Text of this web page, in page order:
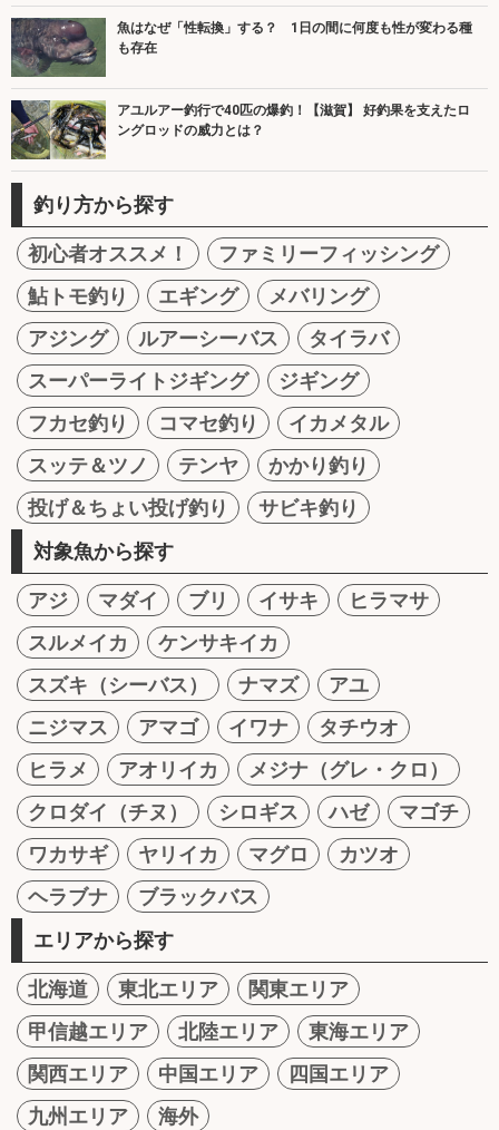
魚はなぜ「性転換」する？ 1日の間に何度も性が変わる種
も存在
アユルアー釣行で40匹の爆釣！【滋賀】 好釣果を支えたロ
ングロッドの威力とは？
釣り方から探す
初心者オススメ！
ファミリーフィッシング
鮎トモ釣り
エギング
メバリング
アジング
ルアーシーバス
タイラバ
スーパーライトジギング
ジギング
フカセ釣り
コマセ釣り
イカメタル
スッテ＆ツノ
テンヤ
かかり釣り
投げ＆ちょい投げ釣り
サビキ釣り
対象魚から探す
アジ マダイ ブリ イサキ
ヒラマサ
スルメイカ
ケンサキイカ
スズキ（シーバス）
ナマズ
アユ
ニジマス
アマゴ イワナ
タチウオ
ヒラメ
アオリイカ
メジナ（グレ・クロ）
クロダイ（チヌ）
シロギス ハゼ
マゴチ
ワカサギ
ヤリイカ マグロ
カツオ
ヘラブナ
ブラックバス
エリアから探す
北海道 東北エリア
関東エリア
甲信越エリア
北陸エリア
東海エリア
関西エリア
中国エリア
四国エリア
九州エリア
海外